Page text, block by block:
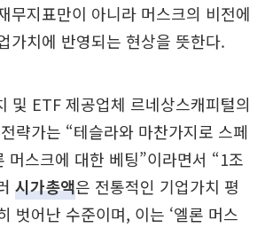
무지표만이 아니라 머스크의 비전에
가치에 반영되는 현상을 뜻한다.
및 ETF 제공업체 르네상스캐피털의
략가는 “테슬라와 마찬가지로 스페
머스크에 대한 베팅”이라면서 “1조
시가총액은 전통적인 기업가치 평
벗어난 수준이며, 이는 ‘엘론 머스